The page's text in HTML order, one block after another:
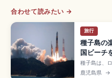
合わせて読みたい →
旅行
種子島の
国ビーチ
種子島は、
る種子島宇
鹿児島県 →